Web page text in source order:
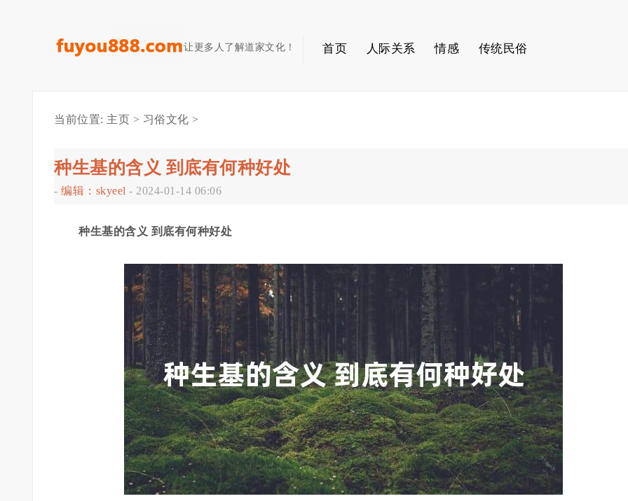
让更多人了解道家文化！ 首页 人际关系 情感 传统民俗
当前位置: 主页 > 习俗文化 >
种生基的含义 到底有何种好处
- 编辑：skyeel - 2024-01-14 06:06
种生基的含义 到底有何种好处